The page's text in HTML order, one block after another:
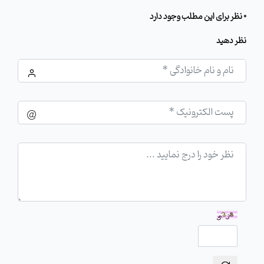
0 نظر برای این مطلب وجود دارد
نظر دهید